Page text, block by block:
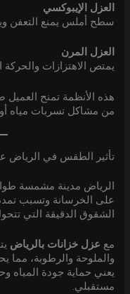
العزل الإيبوكسي
سطح أملس يمنع التعفن
العزل المرن
يمتص الاهتزازات والحركة
هذه الأنظمة تمنح
من مشاكل تسربات مياه أو
تأثير الطقس في الرياض
الرياض مدينة مشمسة طوال
على الخرسانة وتسبب
الشقوق الدقيقة التي
مع عزل خزانات بالرياض
والملوحة والرطوبة، مما
يعني حماية جودة المياه
مستقبلي.